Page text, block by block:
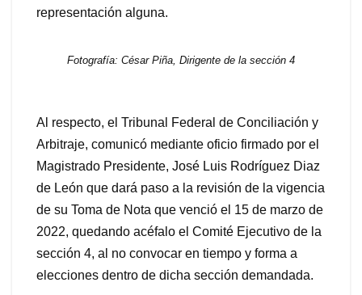
representación alguna.
Fotografía: César Piña, Dirigente de la sección 4
Al respecto, el Tribunal Federal de Conciliación y
Arbitraje, comunicó mediante oficio firmado por el
Magistrado Presidente, José Luis Rodríguez Diaz
de León que dará paso a la revisión de la vigencia
de su Toma de Nota que venció el 15 de marzo de
2022, quedando acéfalo el Comité Ejecutivo de la
sección 4, al no convocar en tiempo y forma a
elecciones dentro de dicha sección demandada.